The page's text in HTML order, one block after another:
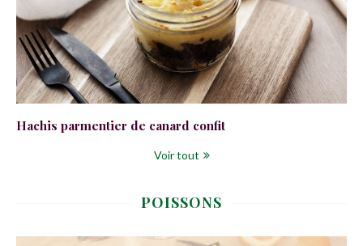
Hachis parmentier de canard confit
Voir tout
POISSONS